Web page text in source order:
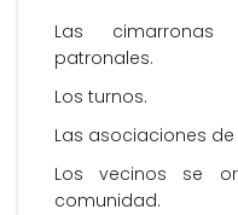
Las cimarronas
patronales.
Los turnos.
Las asociaciones
Los vecinos se
comunidad.